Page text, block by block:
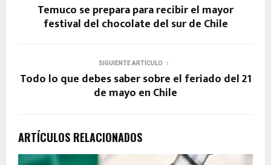
Temuco se prepara para recibir el mayor
festival del chocolate del sur de Chile
SIGUIENTE ARTÍCULO
Todo lo que debes saber sobre el feriado del 21
de mayo en Chile
ARTÍCULOS RELACIONADOS